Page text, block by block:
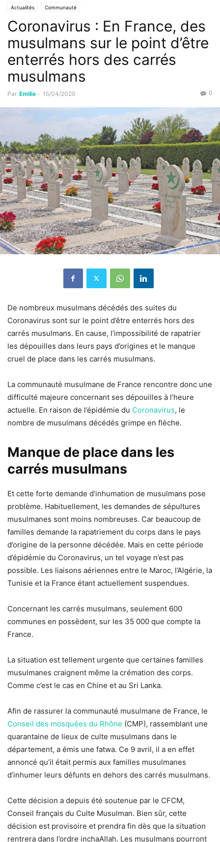
Actualités Communauté
Coronavirus : En France, des
musulmans sur le point d’être
enterrés hors des carrés
musulmans
Par Emilie - 15/04/2020 0
De nombreux musulmans décédés des suites du
Coronavirus sont sur le point d’être enterrés hors des
carrés musulmans. En cause, l’impossibilité de rapatrier
les dépouilles dans leurs pays d’origines et le manque
cruel de place dans les carrés musulmans.
La communauté musulmane de France rencontre donc une
difficulté majeure concernant ses dépouilles à l’heure
actuelle. En raison de l’épidémie du Coronavirus, le
nombre de musulmans décédés grimpe en flèche.
Manque de place dans les
carrés musulmans
Et cette forte demande d’inhumation de musulmans pose
problème. Habituellement, les demandes de sépultures
musulmanes sont moins nombreuses. Car beaucoup de
familles demande la rapatriement du corps dans le pays
d’origine de la personne décédée. Mais en cette période
d’épidémie du Coronavirus, un tel voyage n’est pas
possible. Les liaisons aériennes entre le Maroc, l’Algérie, la
Tunisie et la France étant actuellement suspendues.
Concernant les carrés musulmans, seulement 600
communes en possèdent, sur les 35 000 que compte la
France.
La situation est tellement urgente que certaines familles
musulmanes craignent même la crémation des corps.
Comme c’est le cas en Chine et au Sri Lanka.
Afin de rassurer la communauté musulmane de France, le
Conseil des mosquées du Rhône (CMP), rassemblant une
quarantaine de lieux de culte musulmans dans le
département, a émis une fatwa. Ce 9 avril, il a en effet
annoncé qu’il était permis aux familles musulmanes
d’inhumer leurs défunts en dehors des carrés musulmans.
Cette décision a depuis été soutenue par le CFCM,
Conseil français du Culte Musulman. Bien sûr, cette
décision est provisoire et prendra fin dès que la situation
rentrera dans l’ordre inchaAllah. Les musulmans pourront